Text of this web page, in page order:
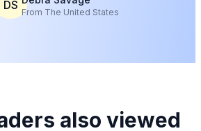
DS From The United States
also viewed